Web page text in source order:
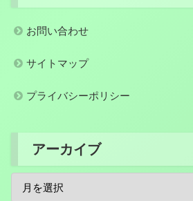
お問い合わせ
サイトマップ
プライバシーポリシー
アーカイブ